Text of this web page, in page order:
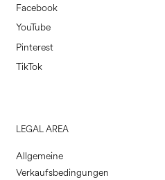
Facebook
YouTube
Pinterest
TikTok
LEGAL AREA
Allgemeine
Verkaufsbedingungen